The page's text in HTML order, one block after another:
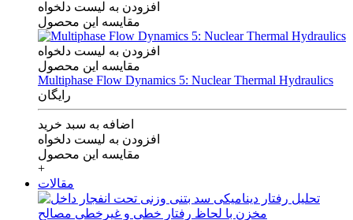
افزودن به لیست دلخواه
مقایسه این محصول
افزودن به لیست دلخواه
مقایسه این محصول
Multiphase Flow Dynamics 5: Nuclear Thermal Hydraulics
رایگان
اضافه به سبد خرید
افزودن به لیست دلخواه
مقایسه این محصول
+
مقالات